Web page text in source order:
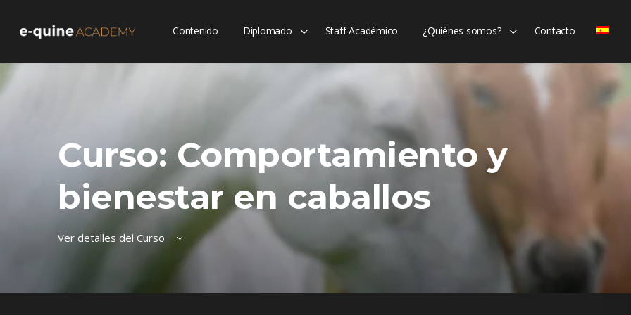
Contenido Diplomado Staff Académico ¿Quiénes somos? Contacto
Curso: Comportamiento y
bienestar en caballos
Ver detalles del Curso